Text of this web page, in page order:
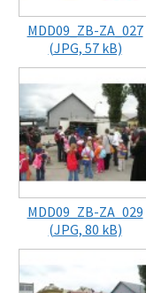
MDD09_ZB-ZA_027
(JPG, 57 kB)
MDD09_ZB-ZA_029
(JPG, 80 kB)